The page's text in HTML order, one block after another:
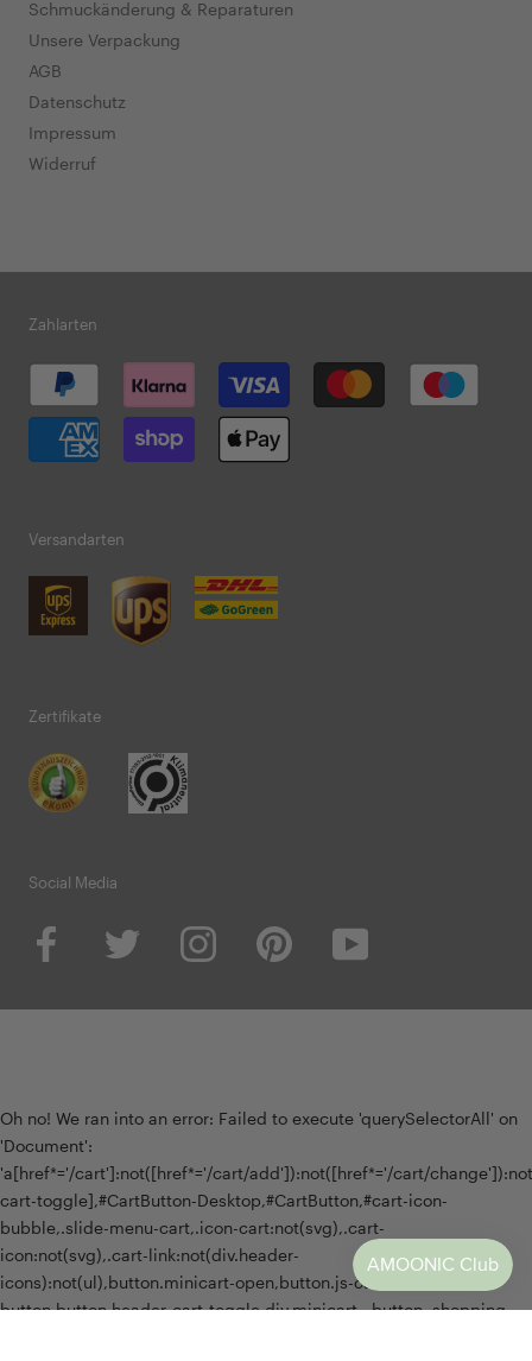
Schmuckänderung & Reparaturen
Unsere Verpackung
AGB
Datenschutz
Impressum
Widerruf
Zahlarten
Versandarten
Zertifikate
Social Media
Oh no! We ran into an error: Failed to execute 'querySelectorAll' on
'Document':
'a[href*='/cart']:not([href*='/cart/add']):not([href*='/cart/
cart-toggle],#CartButton-Desktop,#CartButton,#cart-icon-
bubble,.slide-menu-cart,.icon-cart:not(svg),.cart-
icon:not(svg),.cart-link:not(div.header-
icons):not(ul),button.minicart-open,button.js-cart-
button,button.header-cart-toggle,div.minicart__button,.shopping-